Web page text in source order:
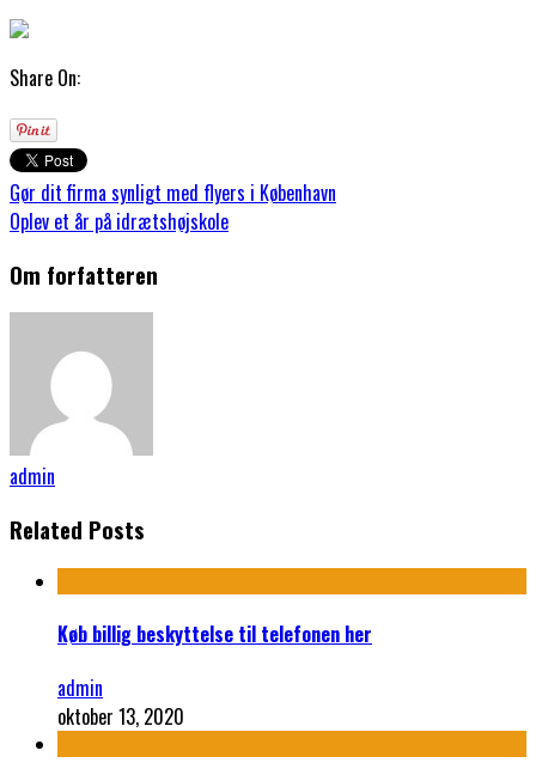
Share On:
Gør dit firma synligt med flyers i København
Oplev et år på idrætshøjskole
Om forfatteren
admin
Related Posts
Køb billig beskyttelse til telefonen her
admin
oktober 13, 2020